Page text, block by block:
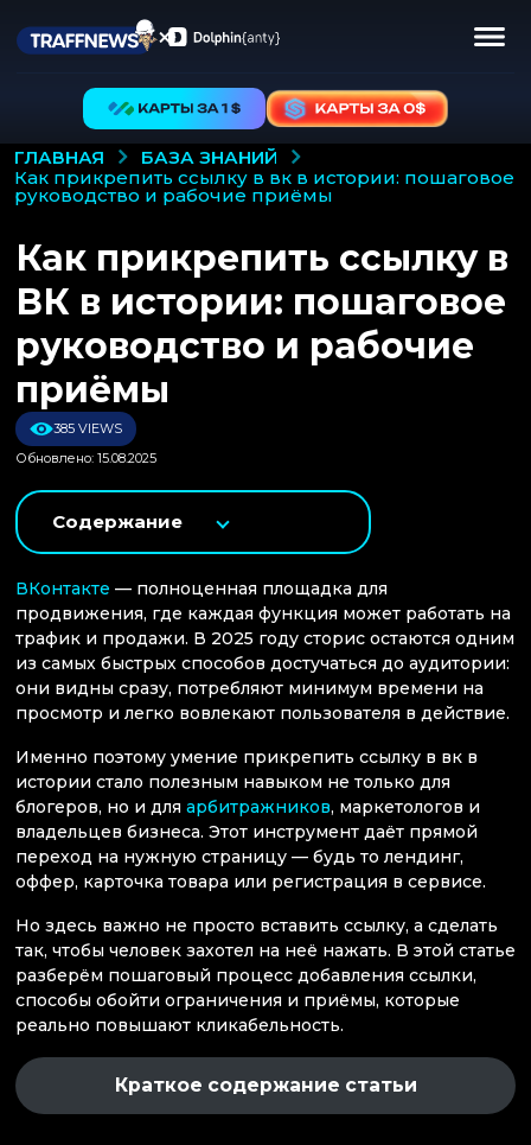
ГЛАВНАЯ
БАЗА ЗНАНИЙ
как прикрепить ссылку в вк в истории: пошаговое
руководство и рабочие приёмы
Как прикрепить ссылку в
ВК в истории: пошаговое
руководство и рабочие
приёмы
385 VIEWS
Обновлено: 15.08.2025
Содержание
ВКонтакте — полноценная площадка для
продвижения, где каждая функция может работать на
трафик и продажи. В 2025 году сторис остаются одним
из самых быстрых способов достучаться до аудитории:
они видны сразу, потребляют минимум времени на
просмотр и легко вовлекают пользователя в действие.
Именно поэтому умение прикрепить ссылку в вк в
истории стало полезным навыком не только для
блогеров, но и для арбитражников, маркетологов и
владельцев бизнеса. Этот инструмент даёт прямой
переход на нужную страницу — будь то лендинг,
оффер, карточка товара или регистрация в сервисе.
Но здесь важно не просто вставить ссылку, а сделать
так, чтобы человек захотел на неё нажать. В этой статье
разберём пошаговый процесс добавления ссылки,
способы обойти ограничения и приёмы, которые
реально повышают кликабельность.
Краткое содержание статьи